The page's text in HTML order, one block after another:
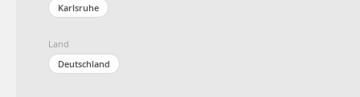
Karlsruhe
Land
Deutschland